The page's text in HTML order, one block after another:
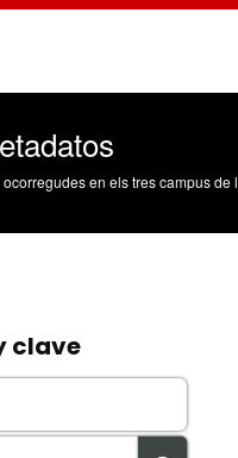
en els tres campus de